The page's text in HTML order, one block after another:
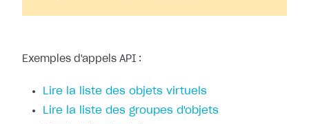
Exemples d'appels API :
Lire la liste des objets virtuels
Lire la liste des groupes d'objets